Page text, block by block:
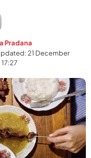
Pradana
21 December